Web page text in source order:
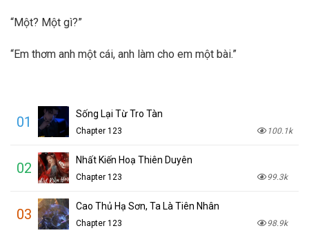
“Một? Một gì?”
“Em thơm anh một cái, anh làm cho em một bài.”
01 Sống Lại Từ Tro Tàn
Chapter 123 100.1k
02 Nhất Kiến Hoạ Thiên Duyên
Chapter 123 99.3k
03 Cao Thủ Hạ Sơn, Ta Là Tiên Nhân
Chapter 123 98.9k